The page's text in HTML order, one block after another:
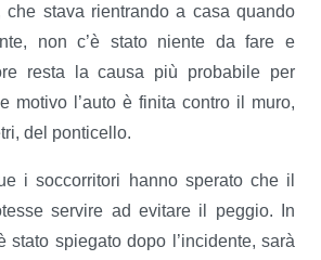
che stava rientrando a casa quando
non c’è stato niente da fare e
resta la causa più probabile per
motivo l’auto è finita contro il muro,
del ponticello.
i soccorritori hanno sperato che il
servire ad evitare il peggio. In
stato spiegato dopo l’incidente, sarà